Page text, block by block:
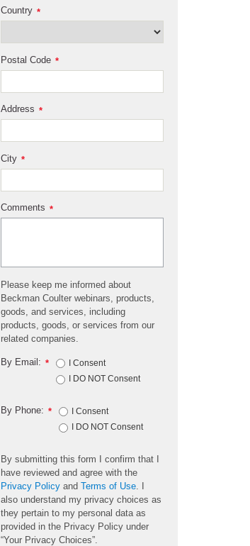
*
Country
*
Postal Code
*
Address
*
City
*
Comments
Please keep me informed about
Beckman Coulter webinars, products,
goods, and services, including
products, goods, or services from our
related companies.
*
By Email:
I Consent
I DO NOT Consent
*
By Phone:
I Consent
I DO NOT Consent
By submitting this form I confirm that I
have reviewed and agree with the
Privacy Policy and Terms of Use
also understand my privacy choices as
they pertain to my personal data as
provided in the Privacy Policy under
“Your Privacy Choices”.